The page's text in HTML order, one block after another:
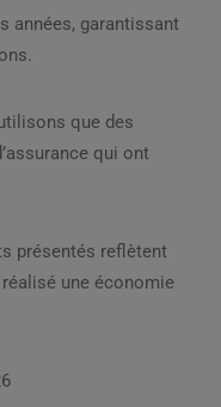
années, garantissant
que des
qui ont
présentés reflètent
une économie